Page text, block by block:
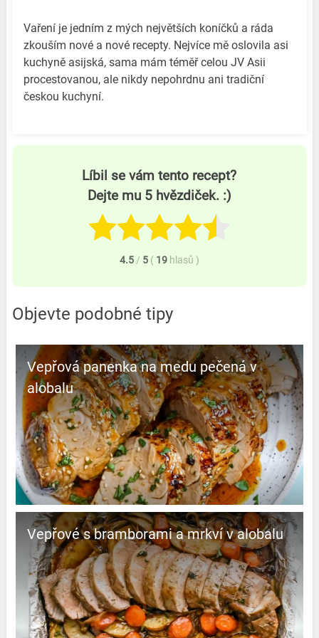
Vaření je jedním z mých největších koníčků a ráda
zkouším nové a nové recepty. Nejvíce mě oslovila asi
kuchyně asijská, sama mám téměř celou JV Asii
procestovanou, ale nikdy nepohrdnu ani tradiční
českou kuchyní.
Líbil se vám tento recept?
Dejte mu 5 hvězdiček. :)
4.5 / 5 ( 19 hlasů )
Objevte podobné tipy
Vepřová panenka na medu pečená v
alobalu
Vepřové s bramborami a mrkví v alobalu